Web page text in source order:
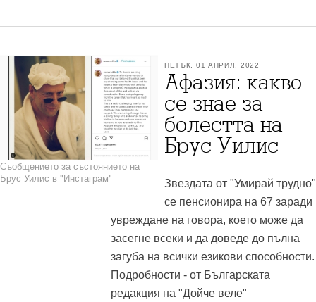
ПЕТЪК, 01 АПРИЛ, 2022
Афазия: какво
се знае за
болестта на
Брус Уилис
Съобщението за състоянието на
Брус Уилис в "Инстаграм"
Звездата от "Умирай трудно"
се пенсионира на 67 заради
увреждане на говора, което може да
засегне всеки и да доведе до пълна
загуба на всички езикови способности.
Подробности - от Българската
редакция на "Дойче веле"